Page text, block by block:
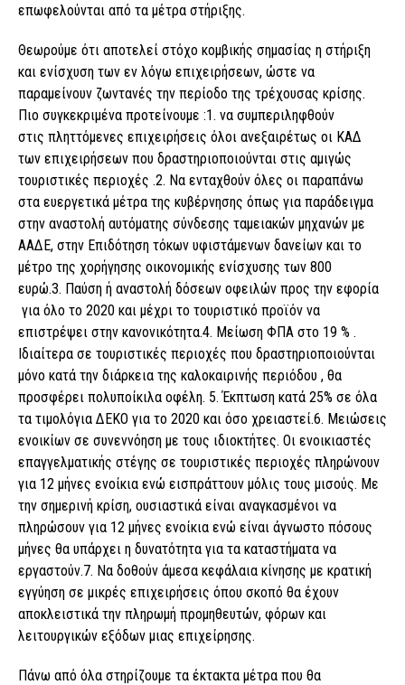
επωφελούνται από τα μέτρα στήριξης.
Θεωρούμε ότι αποτελεί στόχο κομβικής σημασίας η στήριξη
και ενίσχυση των εν λόγω επιχειρήσεων, ώστε να
παραμείνουν ζωντανές την περίοδο της τρέχουσας κρίσης.
Πιο συγκεκριμένα προτείνουμε :1. να συμπεριληφθούν
στις πληττόμενες επιχειρήσεις όλοι ανεξαιρέτως οι ΚΑΔ
των επιχειρήσεων που δραστηριοποιούνται στις αμιγώς
τουριστικές περιοχές .2. Να ενταχθούν όλες οι παραπάνω
στα ευεργετικά μέτρα της κυβέρνησης όπως για παράδειγμα
στην αναστολή αυτόματης σύνδεσης ταμειακών μηχανών με
ΑΑΔΕ, στην Επιδότηση τόκων υφιστάμενων δανείων και το
μέτρο της χορήγησης οικονομικής ενίσχυσης των 800
ευρώ.3. Παύση ή αναστολή δόσεων οφειλών προς την εφορία
για όλο το 2020 και μέχρι το τουριστικό προϊόν να
επιστρέψει στην κανονικότητα.4. Μείωση ΦΠΑ στο 19 % .
Ιδιαίτερα σε τουριστικές περιοχές που δραστηριοποιούνται
μόνο κατά την διάρκεια της καλοκαιρινής περιόδου , θα
προσφέρει πολυποίκιλα οφέλη. 5. Έκπτωση κατά 25% σε όλα
τα τιμολόγια ΔΕΚΟ για το 2020 και όσο χρειαστεί.6. Μειώσεις
ενοικίων σε συνεννόηση με τους ιδιοκτήτες. Οι ενοικιαστές
επαγγελματικής στέγης σε τουριστικές περιοχές πληρώνουν
για 12 μήνες ενοίκια ενώ εισπράττουν μόλις τους μισούς. Με
την σημερινή κρίση, ουσιαστικά είναι αναγκασμένοι να
πληρώσουν για 12 μήνες ενοίκια ενώ είναι άγνωστο πόσους
μήνες θα υπάρχει η δυνατότητα για τα καταστήματα να
εργαστούν.7. Να δοθούν άμεσα κεφάλαια κίνησης με κρατική
εγγύηση σε μικρές επιχειρήσεις όπου σκοπό θα έχουν
αποκλειστικά την πληρωμή προμηθευτών, φόρων και
λειτουργικών εξόδων μιας επιχείρησης.
Πάνω από όλα στηρίζουμε τα έκτακτα μέτρα που θα